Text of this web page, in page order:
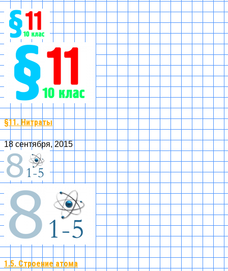
§11. Нитраты
18 сентября, 2015
1.5. Строение атома